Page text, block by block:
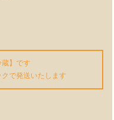
】です
で発送いたします